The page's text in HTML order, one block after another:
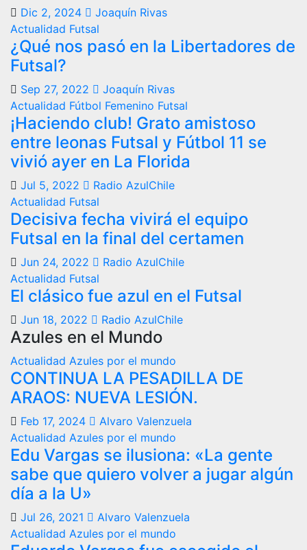
Dic 2, 2024
Joaquín Rivas
Actualidad Futsal
¿Qué nos pasó en la Libertadores de
Futsal?
Sep 27, 2022
Joaquín Rivas
Actualidad Fútbol Femenino Futsal
¡Haciendo club! Grato amistoso
entre leonas Futsal y Fútbol 11 se
vivió ayer en La Florida
Jul 5, 2022
Radio AzulChile
Actualidad Futsal
Decisiva fecha vivirá el equipo
Futsal en la final del certamen
Jun 24, 2022
Radio AzulChile
Actualidad Futsal
El clásico fue azul en el Futsal
Jun 18, 2022 Radio AzulChile
Azules en el Mundo
Actualidad Azules por el mundo
CONTINUA LA PESADILLA DE
ARAOS: NUEVA LESIÓN.
Feb 17, 2024
Alvaro Valenzuela
Actualidad Azules por el mundo
Edu Vargas se ilusiona: «La gente
sabe que quiero volver a jugar algún
día a la U»
Jul 26, 2021
Alvaro Valenzuela
Actualidad Azules por el mundo